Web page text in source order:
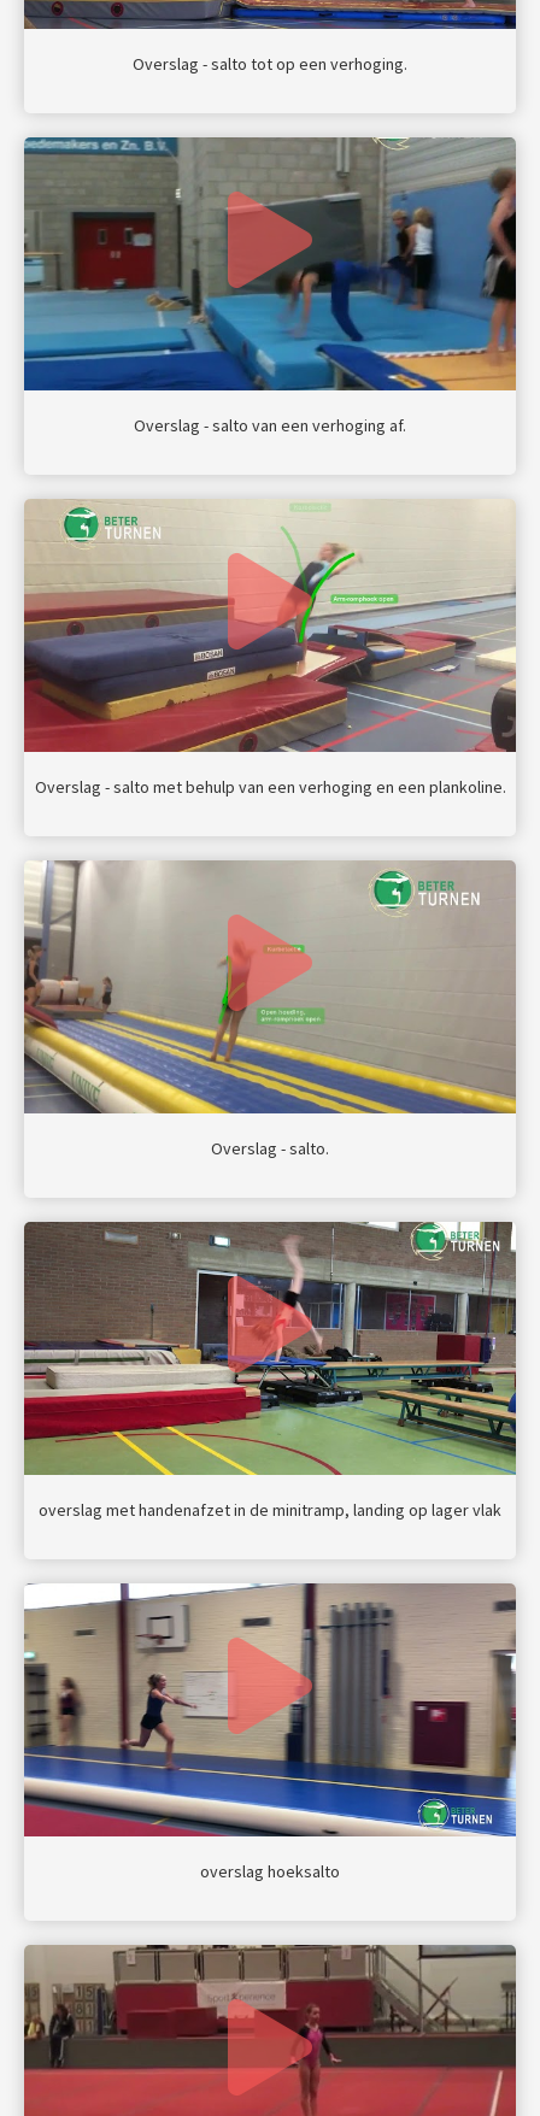
Overslag - salto tot op een verhoging.
Overslag - salto van een verhoging af.
Overslag - salto met behulp van een verhoging en een plankoline.
Overslag - salto.
overslag met handenafzet in de minitramp, landing op lager vlak
overslag hoeksalto